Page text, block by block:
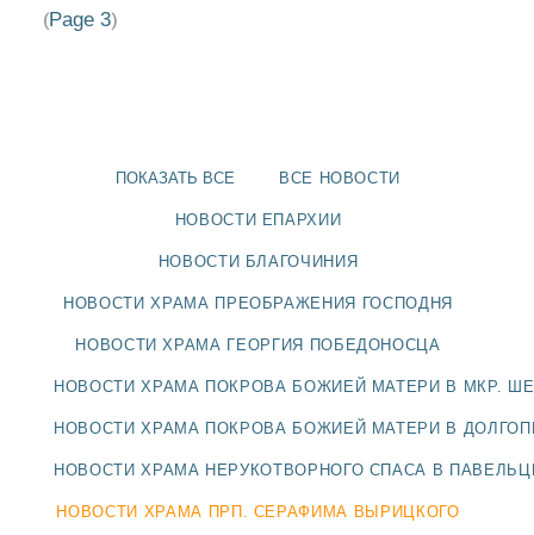
НОВОСТИ
БЛАГОЧИНИЯ
БЛАГОЧИНИЕ
(Page 3)
ПОКАЗАТЬ ВСЕ ВСЕ НОВОСТИ
НОВОСТИ ЕПАРХИИ
НОВОСТИ БЛАГОЧИНИЯ
НОВОСТИ ХРАМА ПРЕОБРАЖЕНИЯ ГОСПОДНЯ
НОВОСТИ ХРАМА ГЕОРГИЯ ПОБЕДОНОСЦА
НОВОСТИ ХРАМА ПОКРОВА БОЖИЕЙ МАТЕРИ В МКР.
НОВОСТИ ХРАМА ПОКРОВА БОЖИЕЙ МАТЕРИ В
НОВОСТИ ХРАМА НЕРУКОТВОРНОГО СПАСА В
НОВОСТИ ХРАМА ПРП. СЕРАФИМА ВЫРИЦКОГО